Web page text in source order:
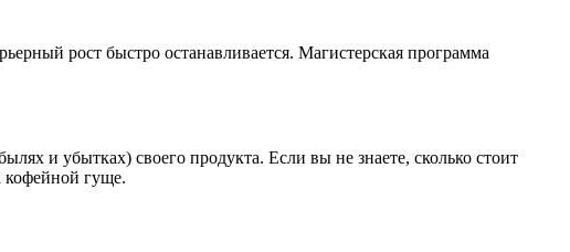
рост быстро останавливается. Магистерская программа
и убытках) своего продукта. Если вы не знаете, сколько стоит
кофейной гуще.